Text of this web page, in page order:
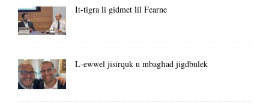
It-tigra li gidmet lil Fearne
L-ewwel jisirquk u mbagħad jigdbulek